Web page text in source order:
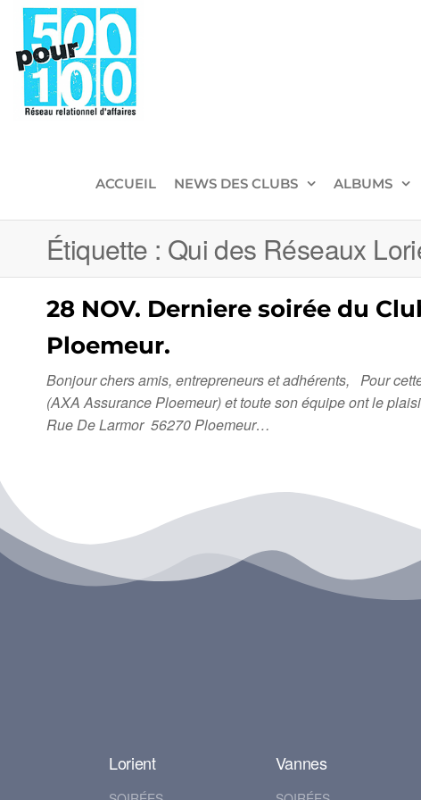
ACCUEIL NEWS DES CLUBS ALBUMS
Étiquette : Qui des Réseaux
28 NOV. Derniere soirée du
Ploemeur.
Bonjour chers amis, entrepreneurs et adhérents, Pour
(AXA Assurance Ploemeur) et toute son équipe ont le
Rue De Larmor 56270 Ploemeur…
Lorient Vannes